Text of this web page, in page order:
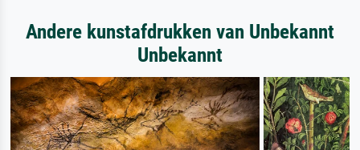
Andere kunstafdrukken van Unbekannt
Unbekannt